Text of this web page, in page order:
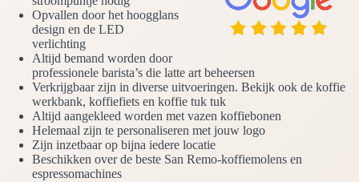
Opvallen door het hoogglans
design en de LED
verlichting
Altijd bemand worden door
professionele barista’s die latte art beheersen
Verkrijgbaar zijn in diverse uitvoeringen. Bekijk ook de koffie
werkbank, koffiefiets en koffie tuk tuk
Altijd aangekleed worden met vazen koffiebonen
Helemaal zijn te personaliseren met jouw logo
Zijn inzetbaar op bijna iedere locatie
Beschikken over de beste San Remo-koffiemolens en
espressomachines